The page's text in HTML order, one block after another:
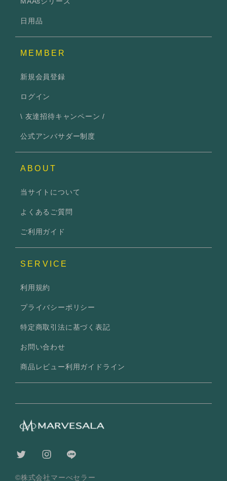
©株式会社マーべセラー
日用品
MEMBER
新規会員登録
ログイン
\ 友達招待キャンペーン /
公式アンバサダー制度
ABOUT
当サイトについて
よくあるご質問
ご利用ガイド
SERVICE
利用規約
プライバシーポリシー
特定商取引法に基づく表記
お問い合わせ
商品レビュー利用ガイドライン